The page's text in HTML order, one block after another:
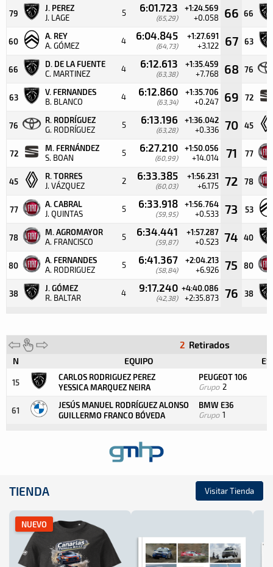
79
J. PEREZ
J. LAGE 5 6:01.723
(65,29)
+1:24.569
+0.058 66 66
60
A. REY
A. GÓMEZ 4 6:04.845
(64,73)
+1:27.691
+3.122 67 63
66
D. DE LA FUENTE
C. MARTINEZ 4 6:12.613
(63,38)
+1:35.459
+7.768 68 76
63
V. FERNANDES
B. BLANCO 4 6:12.860
(63,34)
+1:35.706
+0.247 69 72
76
R. RODRÍGUEZ
G. RODRÍGUEZ 5 6:13.196
(63,28)
+1:36.042
+0.336 70 45
72
M. FERNÁNDEZ
S. BOAN 5 6:27.210
(60,99)
+1:50.056
+14.014 71 77
45
R. TORRES
J. VÁZQUEZ 2 6:33.385
(60,03)
+1:56.231
+6.175 72 78
77
A. CABRAL
J. QUINTAS 5 6:33.918
(59,95)
+1:56.764
+0.533 73 53
78
M. AGROMAYOR
A. FRANCISCO 5 6:34.441
(59,87)
+1:57.287
+0.523 74 40
80
A. FERNANDES
A. RODRIGUEZ 5 6:41.367
(58,84)
+2:04.213
+6.926 75 80
38
J. GÓMEZ
R. BALTAR 4 9:17.240
(42,38)
+4:40.086
+2:35.873 76 38
2 Retirados
N EQUIPO
15
CARLOS RODRIGUEZ PEREZ
YESSICA MARQUEZ NEIRA
PEUGEOT 106
Grupo 2
61
JESÚS MANUEL RODRÍGUEZ ALONSO
GUILLERMO FRANCO BÓVEDA
BMW E36
Grupo 1
TIENDA Visitar Tienda
NUEVO